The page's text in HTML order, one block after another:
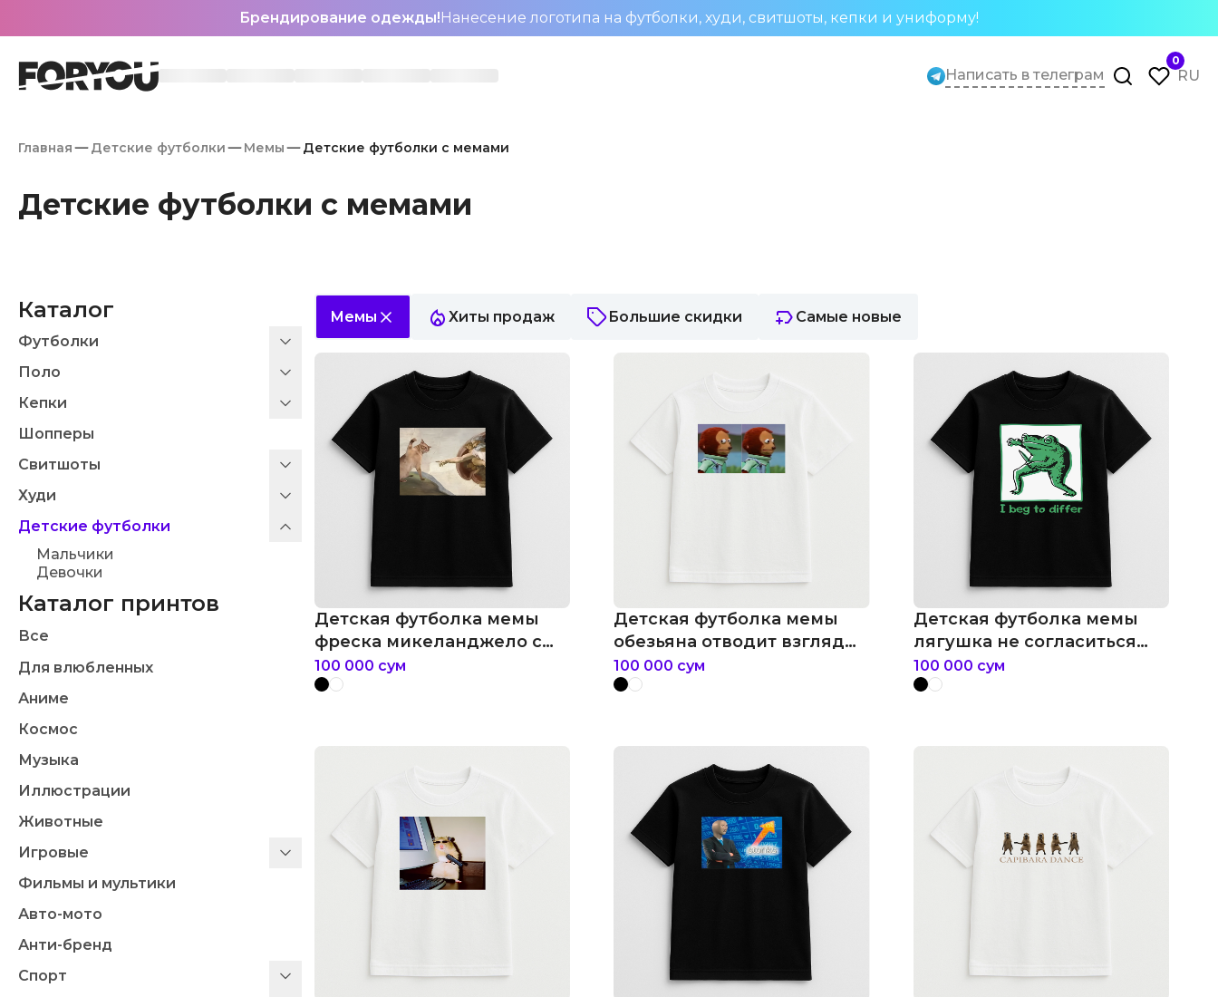
Брендирование одежды!Нанесение логотипа на футболки, худи, свитшоты, кепки и униформу!
Написать в телеграм
0
RU
Главная Детские футболки Мемы Детские футболки с мемами
Детские футболки с мемами
Каталог
Футболки
Поло
Кепки
Шопперы
Свитшоты
Худи
Детские футболки
Мальчики
Девочки
Каталог принтов
Все
Для влюбленных
Аниме
Космос
Музыка
Иллюстрации
Животные
Игровые
Фильмы и мультики
Авто-мото
Анти-бренд
Спорт
Мемы Хиты продаж Большие скидки Самые новые
Детская футболка мемы
фреска микеланджело с
котом мем
100 000 сум
Детская футболка мемы
обезьяна отводит взгляд
мем
100 000 сум
Детская футболка мемы
лягушка не согласиться
мем
100 000 сум